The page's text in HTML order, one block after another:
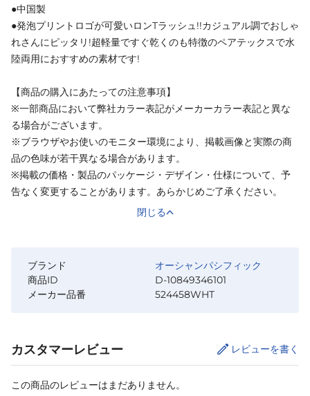
●中国製
●発泡プリントロゴが可愛いロンTラッシュ!!カジュアル調でおしゃ
れさんにピッタリ!超軽量ですぐ乾くのも特徴のペアテックスで水
陸両用におすすめの素材です!
【商品の購入にあたっての注意事項】
※一部商品において弊社カラー表記がメーカーカラー表記と異な
る場合がございます。
※ブラウザやお使いのモニター環境により、掲載画像と実際の商
品の色味が若干異なる場合があります。
※掲載の価格・製品のパッケージ・デザイン・仕様について、予
告なく変更することがあります。あらかじめご了承ください。
閉じる
ブランド
オーシャンパシフィック
商品ID
D-10849346101
メーカー品番
524458WHT
カスタマーレビュー レビューを書く
この商品のレビューはまだありません。